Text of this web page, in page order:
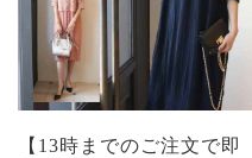
【13時までのご注文で即